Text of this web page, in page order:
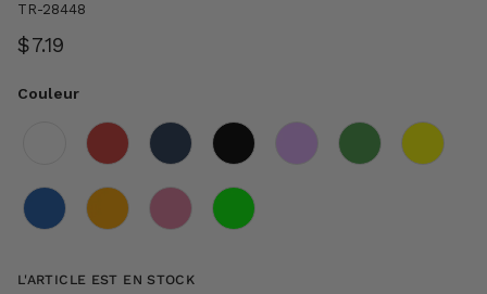
TR-28448
$7.19
Couleur
L'ARTICLE EST EN STOCK